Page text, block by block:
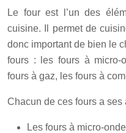
Le four est l’un des
cuisine. Il permet de
donc important de bien le
fours : les fours à micro-
fours à gaz, les fours à
Chacun de ces fours a
Les fours à micro-